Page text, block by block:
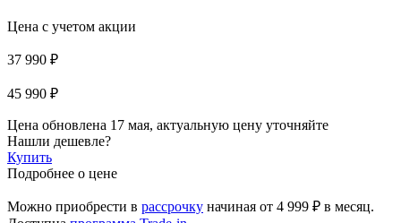
Цена с учетом акции
37 990 ₽
45 990 ₽
Цена обновлена 17 мая, актуальную цену уточняйте
Нашли дешевле?
Купить
Подробнее о цене
Можно приобрести в рассрочку начиная от 4 999 ₽ в месяц.